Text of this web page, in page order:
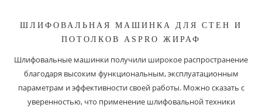
ШЛИФОВАЛЬНАЯ МАШИНКА ДЛЯ СТЕН И
ПОТОЛКОВ ASPRO ЖИРАФ
Шлифовальные машинки получили широкое распространение
благодаря высоким функциональным, эксплуатационным
параметрам и эффективности своей работы. Можно сказать с
уверенностью, что применение шлифовальной техники